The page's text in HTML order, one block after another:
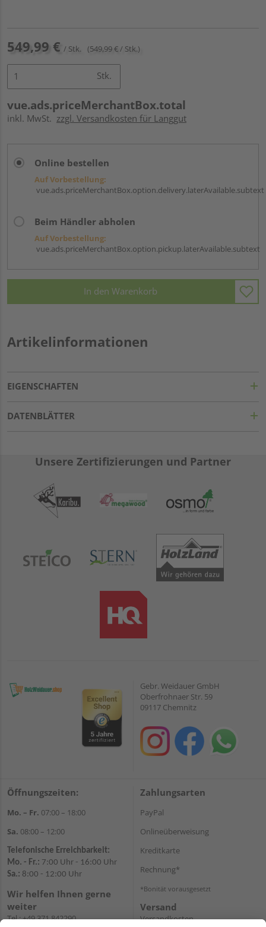
549,99 € / Stk. (549,99 € / Stk.)
Stk.
vue.ads.priceMerchantBox.total
inkl. MwSt. zzgl. Versandkosten für Langgut
Online bestellen
Auf Vorbestellung:
vue.ads.priceMerchantBox.option.delivery.laterAvailable.subtext
Beim Händler abholen
Auf Vorbestellung:
vue.ads.priceMerchantBox.option.pickup.laterAvailable.subtext
In den Warenkorb
Artikelinformationen
EIGENSCHAFTEN
DATENBLÄTTER
Unsere Zertifizierungen und Partner
Gebr. Weidauer GmbH
Oberfrohnaer Str. 59
09117 Chemnitz
Öffnungszeiten:
Mo. – Fr. 07:00 – 18:00
Sa. 08:00 – 12:00
Telefonische Erreichbarkeit:
Mo. - Fr.: 7:00 Uhr - 16:00 Uhr
Sa.: 8:00 - 12:00 Uhr
Wir helfen Ihnen gerne
weiter
Tel.:+49 371 842290
Zahlungsarten
PayPal
Onlineüberweisung
Kreditkarte
Rechnung*
*Bonität vorausgesetzt
Versand
Versandkosten